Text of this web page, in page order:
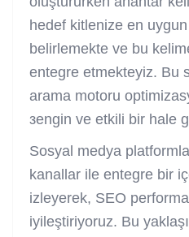
hedef kitlenize en
belirlemekte ve bu
entegre etmekteyiz. Bu
arama motoru
зengin ve etkili bir hale
Sosyal medya
kanallar ile entegre bir
izleyerek, SEO
iyileştiriyoruz. Bu